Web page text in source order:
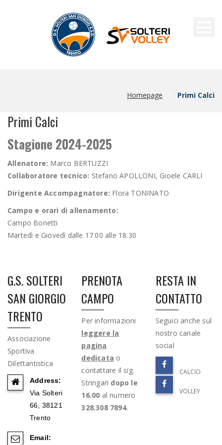
Homepage Primi Calci
Primi Calci
Stagione 2024-2025
Allenatore: Marco BERTUZZI
Collaboratore tecnico: Stefano APOLLONI, Gioele CARLI
Dirigente Accompagnatore: Flora TONINATO
Campo e orari di allenamento:
Campo Bonetti
Martedì e Giovedì dalle 17.00 alle 18.30
G.S. SOLTERI
SAN GIORGIO
TRENTO
Associazione
Sportiva
Dilettantistica
Address:
Via Solteri
66, 38121
Trento
Email:
PRENOTA
CAMPO
Per informazioni
leggere la
pagina
dedicata o
contattare il sig.
Stringari dopo le
16.00 al numero
328.308 7894.
RESTA IN
CONTATTO
Seguici anche sul
nostro canale
social
CALCIO
VOLLEY